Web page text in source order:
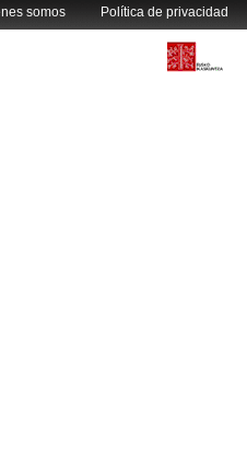
somos Política de privacidad